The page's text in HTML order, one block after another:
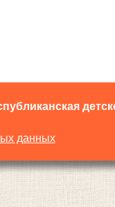
данных